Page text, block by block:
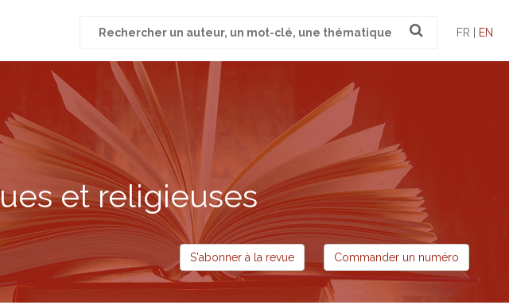
pour
FR | EN
et religieuses
S'abonner à la revue Commander un numéro